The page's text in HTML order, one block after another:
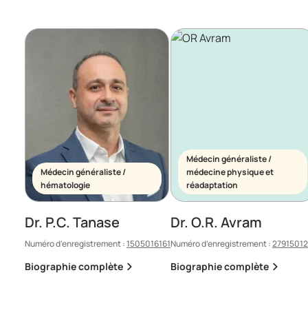
Médecin généraliste /
hématologie
Dr. P.C. Tanase
Numéro d’enregistrement :1505016161
Biographie complète
Médecin généraliste /
médecine physique et
réadaptation
Dr. O.R. Avram
Numéro d’enregistrement :
Biographie complète